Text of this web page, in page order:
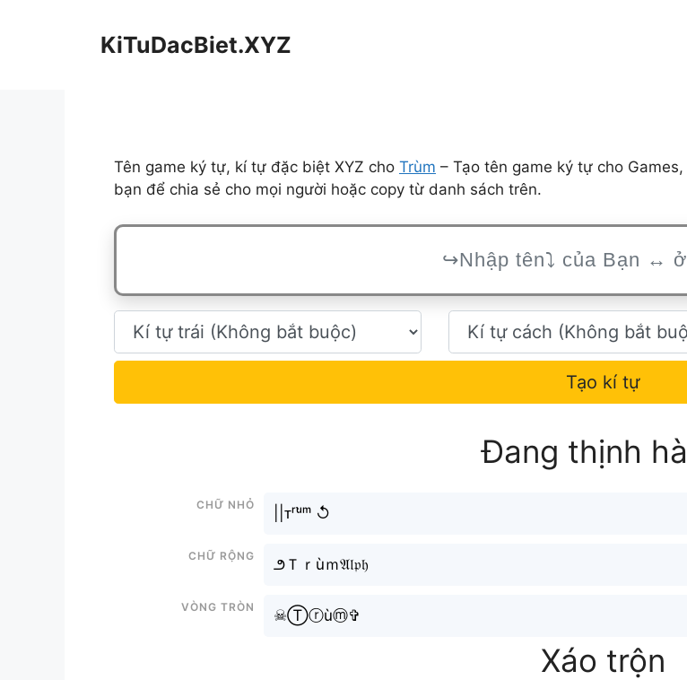
KiTuDacBiet.XYZ
Tên game ký tự, kí tự đặc biệt XYZ cho Trùm – Tạo tên game ký tự cho
bạn để chia sẻ cho mọi người hoặc copy từ danh sách trên.
Tạo kí tự
Đang thịnh
Chữ nhỏ
||ᴛʳᵘ̀ᵐ ↺
Chữ rộng
౨Ｔｒùｍ𝔄𝔩𝔭𝔥
Vòng tròn
☠︎︎Ⓣⓡùⓜ✞︎
Xáo trộn